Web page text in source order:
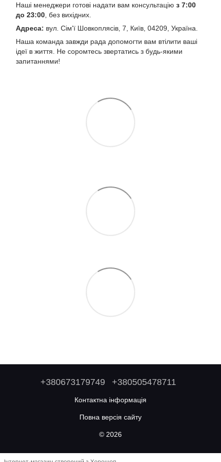
Наші менеджери готові надати вам консультацію з 7:00
до 23:00 , без вихідних.
Адреса: вул. Сім'ї Шовкоплясів, 7, Київ, 04209, Україна.
Наша команда завжди рада допомогти вам втілити ваші
ідеї в життя. Не соромтесь звертатись з будь-якими
запитаннями!
+380673179749 +380505478711
Контактна інформація
Повна версія сайту
© 2026